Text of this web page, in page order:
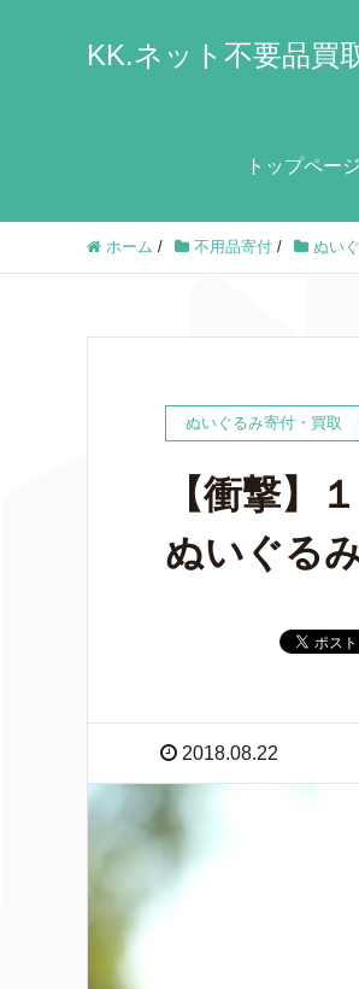
KK.ネット不要品買
トップページ
ホーム / 不用品寄付 / ぬい
ぬいぐるみ寄付・買取
【衝撃】
ぬいぐる
2018.08.22